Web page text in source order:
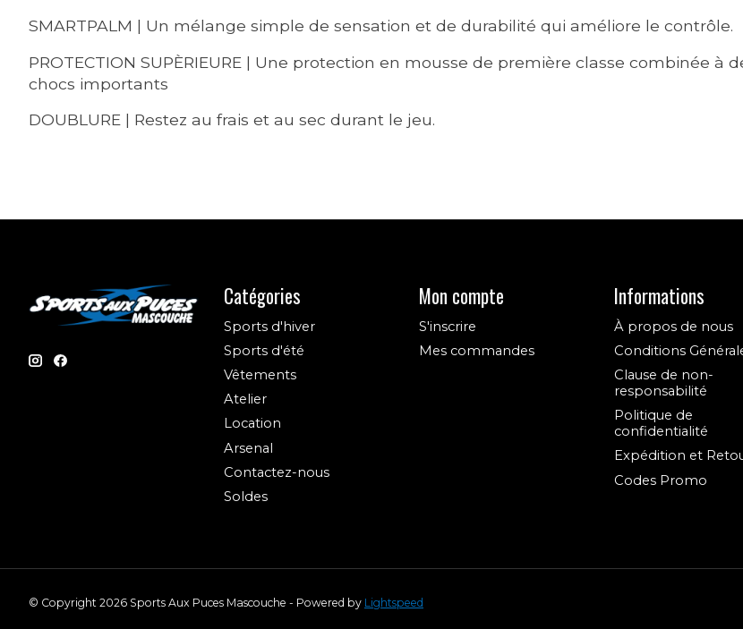
SMARTPALM | Un mélange simple de sensation et de durabilité qui améliore le contrôle.
PROTECTION SUPÈRIEURE | Une protection en mousse de première classe combinée à
chocs importants
DOUBLURE | Restez au frais et au sec durant le jeu.
Catégories
Sports d'hiver
Sports d'été
Vêtements
Atelier
Location
Arsenal
Contactez-nous
Soldes
Mon compte
S'inscrire
Mes commandes
Informations
À propos de nous
Conditions
Clause de non-
responsabilité
Politique de
confidentialité
Expédition et
Codes Promo
© Copyright 2026 Sports Aux Puces Mascouche - Powered by Lightspeed